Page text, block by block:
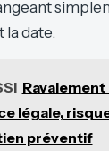
la date.
légale,
préventif